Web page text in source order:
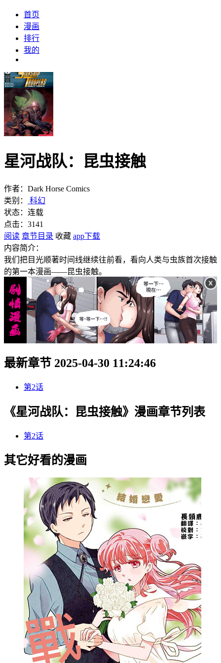
首页
漫画
排行
我的
星河战队：昆虫接触
作者： Dark Horse Comics
类别：
科幻
状态：连载
点击： 3141
阅读 章节目录 收藏 app下载
内容简介：
我们把目光顺著时间线继续往前看，看向人类与虫族首次接触
的第一本漫画——昆虫接触。
最新章节 2025-04-30 11:24:46
第2话
《星河战队：昆虫接触》漫画章节列表
第2话
其它好看的漫画